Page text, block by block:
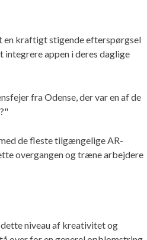
en kraftigt stigende efterspørgsel
appen i deres daglige
fra Odense, der var en af de
de fleste tilgængelige AR-
overgangen og træne arbejdere
dette niveau af kreativitet og